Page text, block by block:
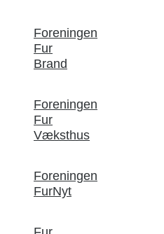
Foreningen
Fur
Brand
Foreningen
Fur
Væksthus
Foreningen
FurNyt